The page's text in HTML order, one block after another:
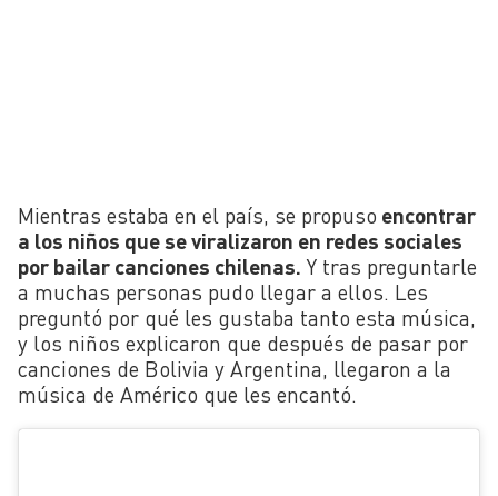
Mientras estaba en el país, se propuso encontrar
a los niños que se viralizaron en redes sociales
por bailar canciones chilenas. Y tras preguntarle
a muchas personas pudo llegar a ellos. Les
preguntó por qué les gustaba tanto esta música,
y los niños explicaron que después de pasar por
canciones de Bolivia y Argentina, llegaron a la
música de Américo que les encantó.